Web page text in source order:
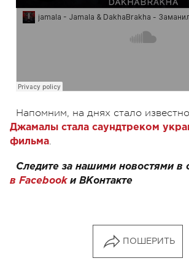
Напомним, на днях стало
Джамалы стала саундтреком
фильма.
Следите за нашими новостями в
в Facebookи ВКонтакте
ПОШЕРИТЬ